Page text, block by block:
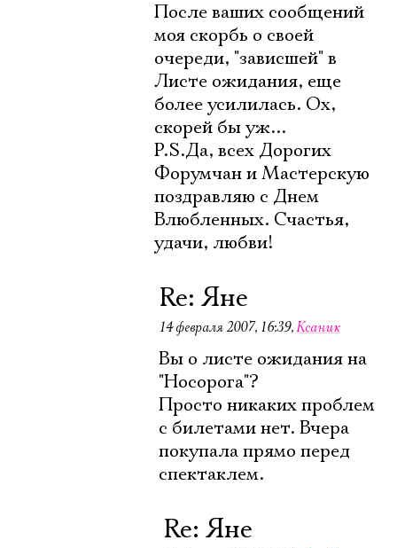
После ваших сообщений
моя скорбь о своей
очереди, "зависшей" в
Листе ожидания, еще
более усилилась. Ох,
скорей бы уж...
P.S.Да, всех Дорогих
Форумчан и Мастерскую
поздравляю с Днем
Влюбленных. Счастья,
удачи, любви!
Re: Яне
14 февраля 2007, 16:39,Ксаник
Вы о листе ожидания на
"Носорога"?
Просто никаких проблем
с билетами нет. Вчера
покупала прямо перед
спектаклем.
Re: Яне